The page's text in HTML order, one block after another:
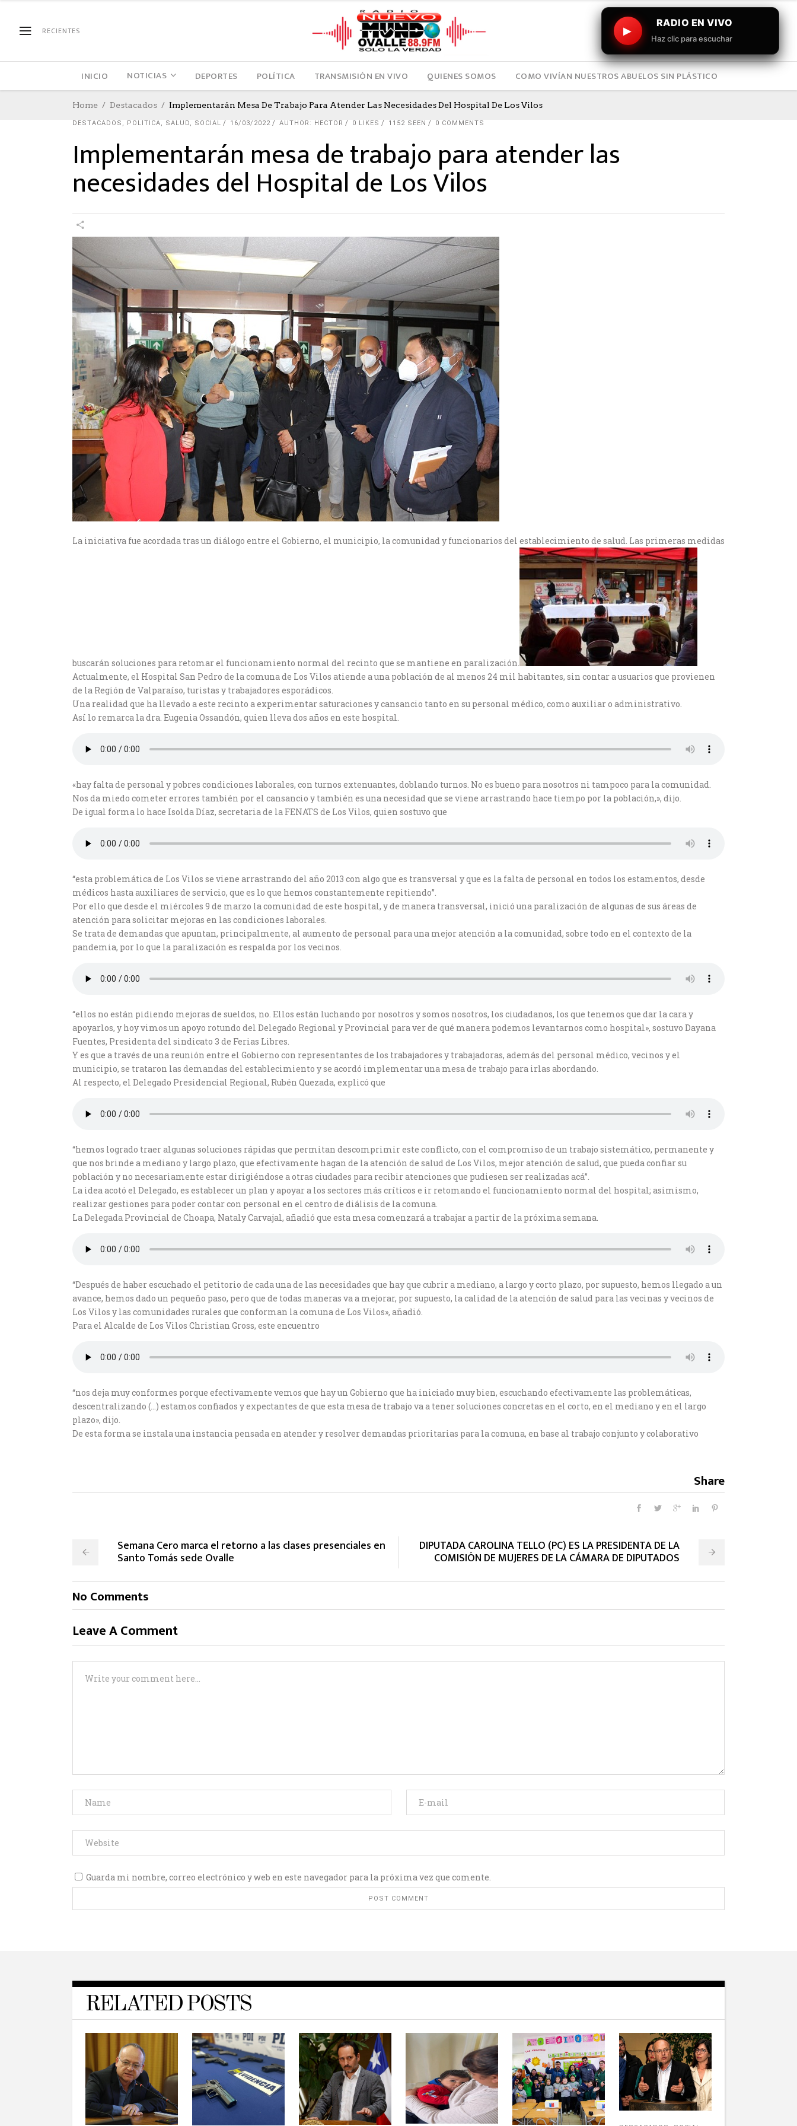
RECIENTES ▶
RADIO EN VIVO
Haz clic para escuchar
INICIO NOTICIAS DEPORTES POLÍTICA TRANSMISIÓN EN VIVO QUIENES SOMOS COMO VIVÍAN NUESTROS ABUELOS SIN PLÁSTICO
Home Destacados Implementarán Mesa De Trabajo Para Atender Las Necesidades Del Hospital De Los Vilos
DESTACADOS , POLÍTICA, SALUD, SOCIAL 16/03/2022 AUTHOR: HECTOR 0 LIKES 1152 SEEN 0 COMMENTS
Implementarán mesa de trabajo para atender las
necesidades del Hospital de Los Vilos
La iniciativa fue acordada tras un diálogo entre el Gobierno, el municipio, la comunidad y funcionarios del establecimiento de salud. Las primeras medidas
buscarán soluciones para retomar el funcionamiento normal del recinto que se mantiene en paralización.
Actualmente, el Hospital San Pedro de la comuna de Los Vilos atiende a una población de al menos 24 mil habitantes, sin contar a usuarios que provienen
de la Región de Valparaíso, turistas y trabajadores esporádicos.
Una realidad que ha llevado a este recinto a experimentar saturaciones y cansancio tanto en su personal médico, como auxiliar o administrativo.
Así lo remarca la dra. Eugenia Ossandón, quien lleva dos años en este hospital.
«hay falta de personal y pobres condiciones laborales, con turnos extenuantes, doblando turnos. No es bueno para nosotros ni tampoco para la comunidad.
Nos da miedo cometer errores también por el cansancio y también es una necesidad que se viene arrastrando hace tiempo por la población,», dijo.
De igual forma lo hace Isolda Díaz, secretaria de la FENATS de Los Vilos, quien sostuvo que
“esta problemática de Los Vilos se viene arrastrando del año 2013 con algo que es transversal y que es la falta de personal en todos los estamentos, desde
médicos hasta auxiliares de servicio, que es lo que hemos constantemente repitiendo”.
Por ello que desde el miércoles 9 de marzo la comunidad de este hospital, y de manera transversal, inició una paralización de algunas de sus áreas de
atención para solicitar mejoras en las condiciones laborales.
Se trata de demandas que apuntan, principalmente, al aumento de personal para una mejor atención a la comunidad, sobre todo en el contexto de la
pandemia, por lo que la paralización es respalda por los vecinos.
“ellos no están pidiendo mejoras de sueldos, no. Ellos están luchando por nosotros y somos nosotros, los ciudadanos, los que tenemos que dar la cara y
apoyarlos, y hoy vimos un apoyo rotundo del Delegado Regional y Provincial para ver de qué manera podemos levantarnos como hospital», sostuvo Dayana
Fuentes, Presidenta del sindicato 3 de Ferias Libres.
Y es que a través de una reunión entre el Gobierno con representantes de los trabajadores y trabajadoras, además del personal médico, vecinos y el
municipio, se trataron las demandas del establecimiento y se acordó implementar una mesa de trabajo para irlas abordando.
Al respecto, el Delegado Presidencial Regional, Rubén Quezada, explicó que
“hemos logrado traer algunas soluciones rápidas que permitan descomprimir este conflicto, con el compromiso de un trabajo sistemático, permanente y
que nos brinde a mediano y largo plazo, que efectivamente hagan de la atención de salud de Los Vilos, mejor atención de salud, que pueda confiar su
población y no necesariamente estar dirigiéndose a otras ciudades para recibir atenciones que pudiesen ser realizadas acá”.
La idea acotó el Delegado, es establecer un plan y apoyar a los sectores más críticos e ir retomando el funcionamiento normal del hospital; asimismo,
realizar gestiones para poder contar con personal en el centro de diálisis de la comuna.
La Delegada Provincial de Choapa, Nataly Carvajal, añadió que esta mesa comenzará a trabajar a partir de la próxima semana.
“Después de haber escuchado el petitorio de cada una de las necesidades que hay que cubrir a mediano, a largo y corto plazo, por supuesto, hemos llegado a un
avance, hemos dado un pequeño paso, pero que de todas maneras va a mejorar, por supuesto, la calidad de la atención de salud para las vecinas y vecinos de
Los Vilos y las comunidades rurales que conforman la comuna de Los Vilos», añadió.
Para el Alcalde de Los Vilos Christian Gross, este encuentro
“nos deja muy conformes porque efectivamente vemos que hay un Gobierno que ha iniciado muy bien, escuchando efectivamente las problemáticas,
descentralizando (…) estamos confiados y expectantes de que esta mesa de trabajo va a tener soluciones concretas en el corto, en el mediano y en el largo
plazo», dijo.
De esta forma se instala una instancia pensada en atender y resolver demandas prioritarias para la comuna, en base al trabajo conjunto y colaborativo
Share
Semana Cero marca el retorno a las clases presenciales en
Santo Tomás sede Ovalle
DIPUTADA CAROLINA TELLO (PC) ES LA PRESIDENTA DE LA
COMISIÓN DE MUJERES DE LA CÁMARA DE DIPUTADOS
No Comments
Leave A Comment
Guarda mi nombre, correo electrónico y web en este navegador para la próxima vez que comente.
RELATED POSTS